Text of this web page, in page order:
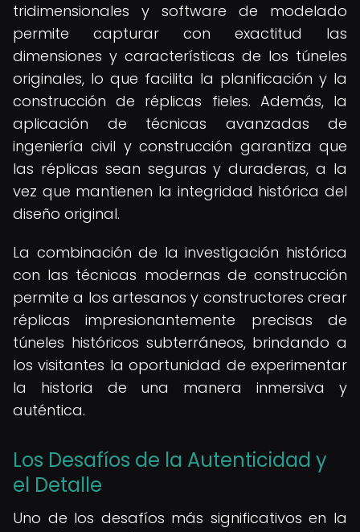
tridimensionales y software de modelado
permite capturar con exactitud las
dimensiones y características de los túneles
originales, lo que facilita la planificación y la
construcción de réplicas fieles. Además, la
aplicación de técnicas avanzadas de
ingeniería civil y construcción garantiza que
las réplicas sean seguras y duraderas, a la
vez que mantienen la integridad histórica del
diseño original.
La combinación de la investigación histórica
con las técnicas modernas de construcción
permite a los artesanos y constructores crear
réplicas impresionantemente precisas de
túneles históricos subterráneos, brindando a
los visitantes la oportunidad de experimentar
la historia de una manera inmersiva y
auténtica.
Los Desafíos de la Autenticidad y
el Detalle
Uno de los desafíos más significativos en la